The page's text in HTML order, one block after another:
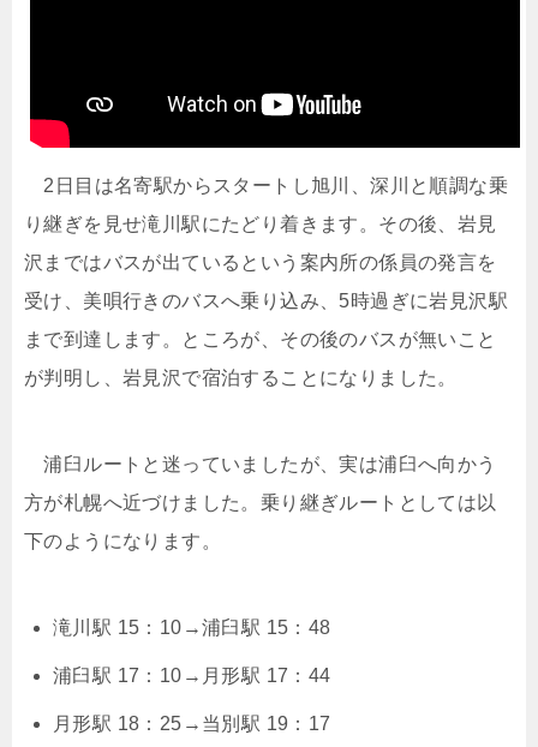
2日目は名寄駅からスタートし旭川、深川と順調な乗
り継ぎを見せ滝川駅にたどり着きます。その後、岩見
沢まではバスが出ているという案内所の係員の発言を
受け、美唄行きのバスへ乗り込み、5時過ぎに岩見沢駅
まで到達します。ところが、その後のバスが無いこと
が判明し、岩見沢で宿泊することになりました。
浦臼ルートと迷っていましたが、実は浦臼へ向かう
方が札幌へ近づけました。乗り継ぎルートとしては以
下のようになります。
滝川駅 15：10→浦臼駅 15：48
浦臼駅 17：10→月形駅 17：44
月形駅 18：25→当別駅 19：17